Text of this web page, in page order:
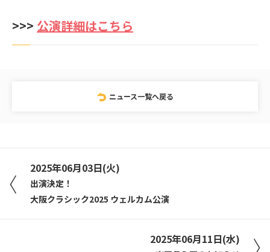
>>> 公演詳細はこちら
ニュース一覧へ戻る
2025年06月03日(火)
出演決定！
大阪クラシック2025 ウェルカム公演
2025年06月11日(水)